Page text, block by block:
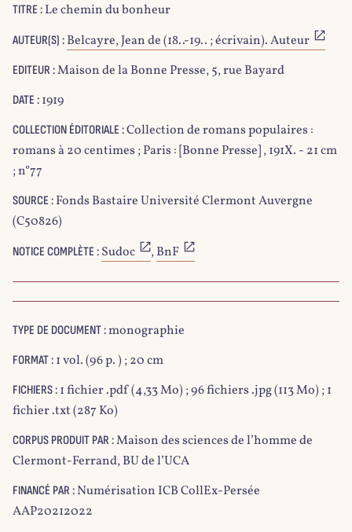
TITRE : Le chemin du bonheur
AUTEUR(S) : Belcayre, Jean de (18..-19.. ; écrivain). Auteur
EDITEUR :Maison de la Bonne Presse, 5, rue Bayard
DATE : 1919
COLLECTION ÉDITORIALE :Collection de romans populaires :
romans à 20 centimes ; Paris : [Bonne Presse] , 191X. - 21 cm
; n°77
SOURCE : Fonds Bastaire Université Clermont Auvergne
(C50826)
NOTICE COMPLÈTE : Sudoc ,BnF
TYPE DE DOCUMENT :monographie
FORMAT : 1 vol. (96 p. ) ; 20 cm
FICHIERS : 1 fichier .pdf (4,33 Mo) ; 96 fichiers .jpg (113 Mo) ; 1
fichier .txt (287 Ko)
CORPUS PRODUIT PAR :Maison des sciences de l’homme de
Clermont-Ferrand, BU de l’UCA
FINANCÉ PAR : Numérisation ICB CollEx-Persée
AAP20212022